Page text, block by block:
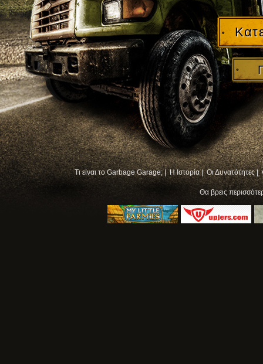
Τι είναι το Garbage Garage; | Η Ιστορία | Οι Δυνατότητες |
Θα βρεις